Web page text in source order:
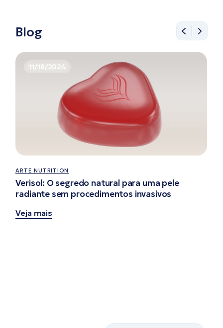
Blog
11/18/2024
ARTE NUTRITION
Verisol: O segredo natural para uma pele
radiante sem procedimentos invasivos
Veja mais